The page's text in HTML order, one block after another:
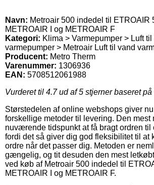
Navn: Metroair 500 indedel til ETROAIR
METROAIR I og METROAIR F
Kategori: Klima > Varmepumper > Luft til
varmepumper > Metroair Luft til vand
Producent: Metro Therm
Varenummer: 1306936
EAN: 5708512061988
Vurderet til 4.7ud af 5 stjerner baseret på
Størstedelen af online webshops giver
forskellige metoder til levering. Den mest
nuværende tidspunkt at få bragt ordren til
fordi det så giver dig god fleksibilitet til at
ordre når det passer dig. Metoden er
gængelig, og tit desuden den mest
ved køb af Metroair 500 indedel til
METROAIR I og METROAIR F.